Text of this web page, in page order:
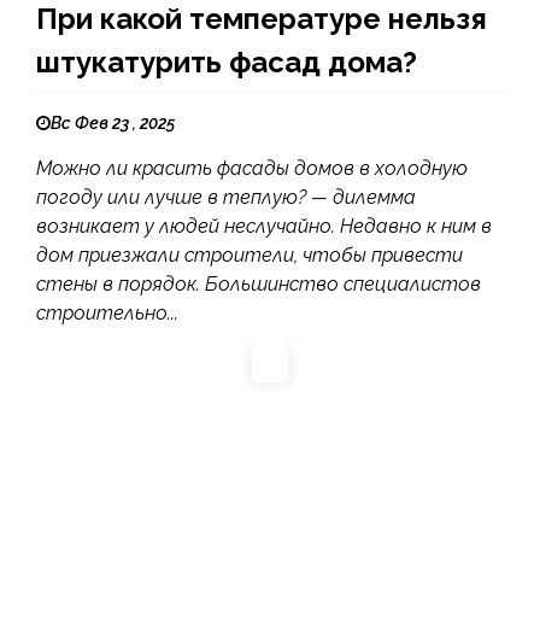
При какой температуре нельзя
штукатурить фасад дома?
Вс Фев 23 , 2025
Можно ли красить фасады домов в холодную
погоду или лучше в теплую? — дилемма
возникает у людей неслучайно. Недавно к ним в
дом приезжали строители, чтобы привести
стены в порядок. Большинство специалистов
строительно...